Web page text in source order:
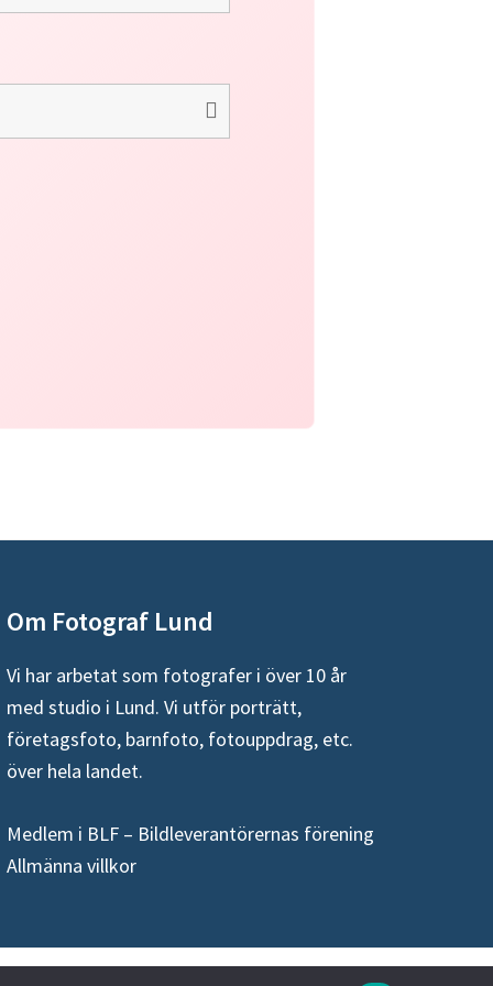
Om Fotograf Lund
Vi har arbetat som fotografer i över 10 år
med studio i Lund. Vi utför porträtt,
företagsfoto, barnfoto, fotouppdrag, etc.
över hela landet.
Medlem i BLF – Bildleverantörernas förening
Allmänna villkor